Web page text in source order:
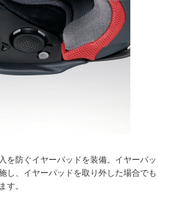
を防ぐイヤーパッドを装備。イヤーパッ
し、イヤーパッドを取り外した場合でも
す。